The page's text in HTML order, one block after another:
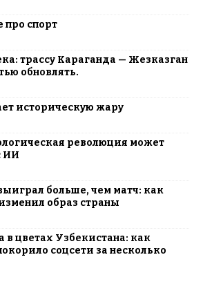
про спорт
трассу Караганда — Жезказган
обновлять.
историческую жару
революция может
ИИ
больше, чем матч: как
образ страны
цветах Узбекистана: как
соцсети за несколько